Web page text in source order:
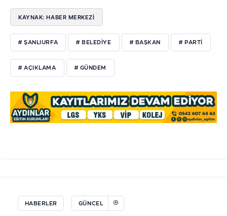
KAYNAK: HABER MERKEZİ
# ŞANLIURFA # BELEDİYE # BAŞKAN # PARTİ
# AÇIKLAMA # GÜNDEM
HABERLER GÜNCEL